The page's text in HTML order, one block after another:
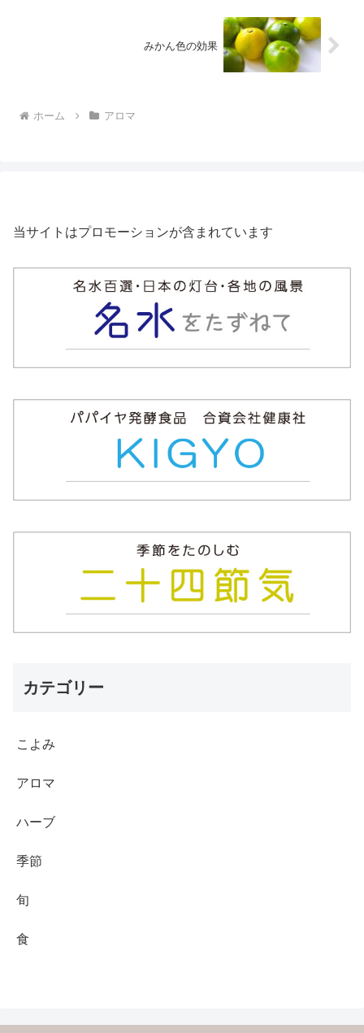
みかん色の効果
ホーム アロマ
当サイトはプロモーションが含まれています
カテゴリー
こよみ
アロマ
ハーブ
季節
旬
食